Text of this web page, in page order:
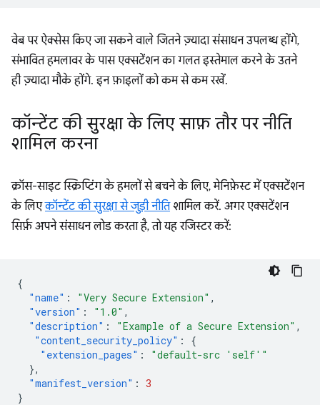
वेब पर ऐक्सेस किए जा सकने वाले जितने ज़्यादा संसाधन उपलब्ध होंगे,
संभावित हमलावर के पास एक्सटेंशन का गलत इस्तेमाल करने के उतने
ही ज़्यादा मौके होंगे. इन फ़ाइलों को कम से कम रखें.
कॉन्टेंट की सुरक्षा के लिए साफ़ तौर पर नीति
शामिल करना
क्रॉस-साइट स्क्रिप्टिंग के हमलों से बचने के लिए, मेनिफ़ेस्ट में एक्सटेंशन
के लिएकॉन्टेंट की सुरक्षा से जुड़ी नीतिशामिल करें. अगर एक्सटेंशन
सिर्फ़ अपने संसाधन लोड करता है, तो यह रजिस्टर करें:
{
"name" : "Very Secure Extension" ,
"version" : "1.0" ,
"description" : "Example of a Secure Extension" ,
"content_security_policy" :
{
"extension_pages" :
"default-src 'self'"
},
"manifest_version" : 3
}